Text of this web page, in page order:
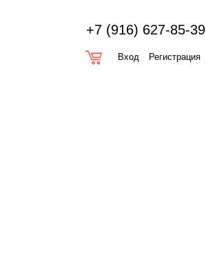
+7 (916) 627-85-39
Вход Регистрация